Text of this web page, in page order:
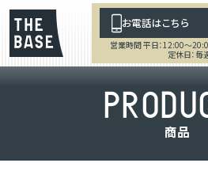
お電話はこちら
営業時間 平日：12:00～
定休日：毎
PRODU
商品